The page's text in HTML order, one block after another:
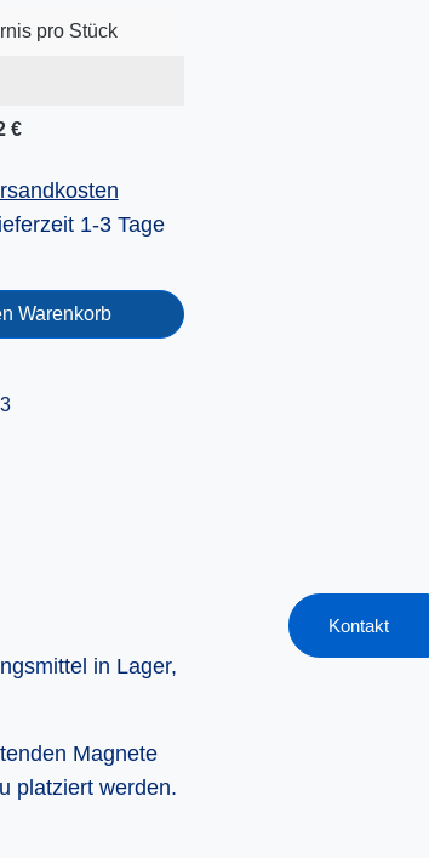
Kontakt
pro Stück
€
1-3 Tage
Warenkorb
in Lager,
Magnete
platziert werden.